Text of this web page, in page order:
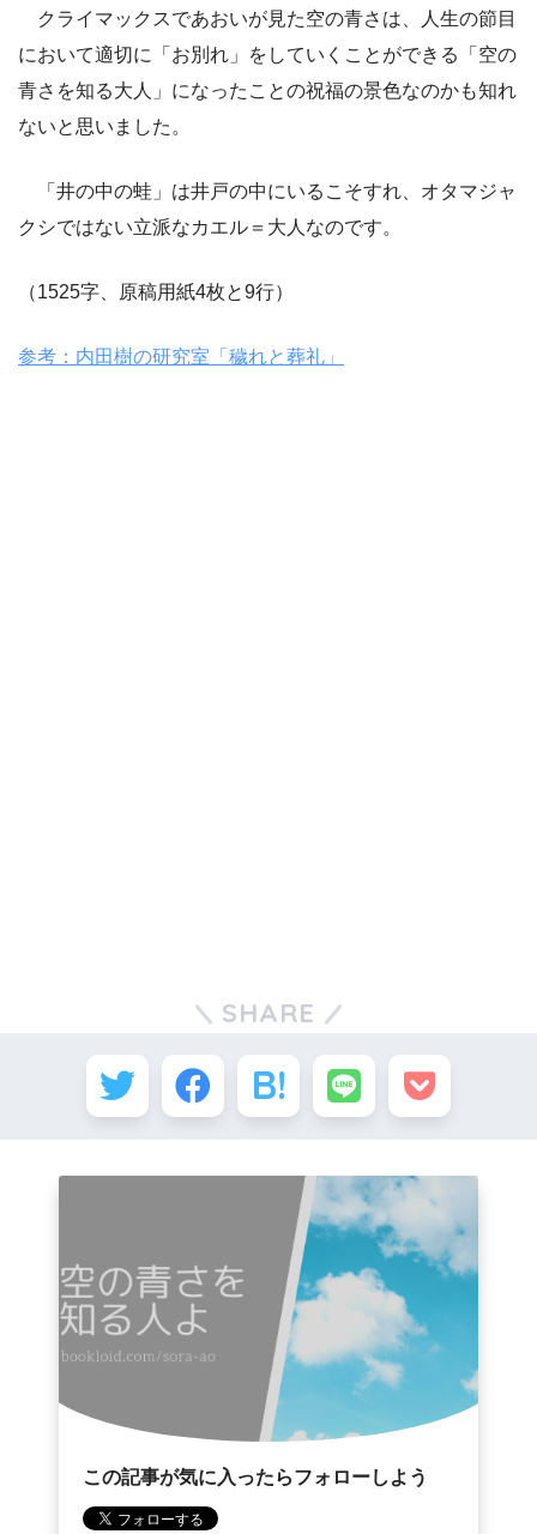
クライマックスであおいが見た空の青さは、人生の節目
において適切に「お別れ」をしていくことができる「空の
青さを知る大人」になったことの祝福の景色なのかも知れ
ないと思いました。
「井の中の蛙」は井戸の中にいるこそすれ、オタマジャ
クシではない立派なカエル＝大人なのです。
（1525字、原稿用紙4枚と9行）
参考：内田樹の研究室「穢れと葬礼」
SHARE
この記事が気に入ったらフォローしよう